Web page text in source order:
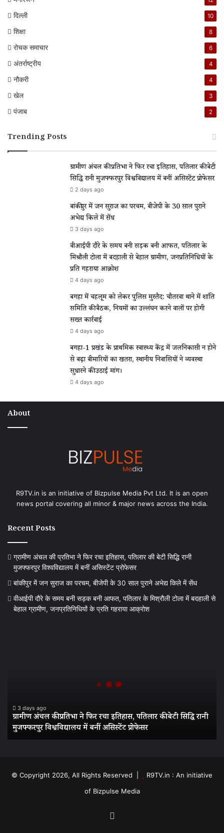
दिल्ली 10
शिक्षा 8
रोचक समाचार 6
अंतर्राष्ट्रीय 4
नौकरी 4
खेल 3
पंजाब 2
Trending Posts
ग्रामीण अंचल की प्रतिभा ने फिर रचा इतिहास, पतिलार की बेटी
सिद्धि रानी मुजफ्फरपुर विश्वविद्यालय में बनीं असिस्टेंट प्रोफेसर
2 days ago
बांकीपुर में जन सुराज का परचम, बीजेपी के 30 साल पुराने
अभेद्य किले में सेंध
3 days ago
वीआईपी दौरे के समय बनी सड़क बनी आफत, पतिलार के
मिश्रौली टोला में बदहाली से बेहाल ग्रामीण, जनप्रतिनिधियों के
प्रति गहराया आक्रोश
4 days ago
बगहा में चहलूम को लेकर पुलिस मुस्तैद: चौतरवा थाने में शांति
समिति की बैठक, नियमों का उल्लंघन करने वालों पर होगी
सख्त कार्रवाई
4 days ago
बगहा-1 प्रखंड के प्राथमिक स्वास्थ्य केंद्र में जलनिकासी न होने
से बढ़ा बीमारियों का खतरा, स्थानीय निवासियों ने व्यवस्था
सुधारने की उठाई मांग।
4 days ago
About
R9TV.in is an initiative of Bizpulse Media Pvt Ltd. It is an open
news portal covering all minor & major news across the India.
Recent Posts
ग्रामीण अंचल की प्रतिभा ने फिर रचा इतिहास, पतिलार की बेटी सिद्धि रानी
मुजफ्फरपुर विश्वविद्यालय में बनीं असिस्टेंट प्रोफेसर
बांकीपुर में जन सुराज का परचम, बीजेपी के 30 साल पुराने अभेद्य किले में सेंध
वीआईपी दौरे के समय बनी सड़क बनी आफत, पतिलार के मिश्रौली टोला में बदहाली से
बेहाल ग्रामीण, जनप्रतिनिधियों के प्रति गहराया आक्रोश
इतिहास,
पतिलार
की
बेटी
मुजफ्फरपुर
विश्वविद्यालय
3 days ago
ग्रामीण अंचल की प्रतिभा ने फिर रचा इतिहास, पतिलार की बेटी सिद्धि रानी
मुजफ्फरपुर विश्वविद्यालय में बनीं असिस्टेंट प्रोफेसर
© Copyright 2026, All Rights Reserved |
R9TV.in : An initiative
of Bizpulse Media